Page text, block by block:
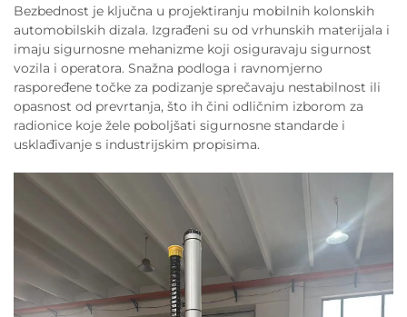
Bezbednost je ključna u projektiranju mobilnih kolonskih
automobilskih dizala. Izgrađeni su od vrhunskih materijala i
imaju sigurnosne mehanizme koji osiguravaju sigurnost
vozila i operatora. Snažna podloga i ravnomjerno
raspoređene točke za podizanje sprečavaju nestabilnost ili
opasnost od prevrtanja, što ih čini odličnim izborom za
radionice koje žele poboljšati sigurnosne standarde i
usklađivanje s industrijskim propisima.